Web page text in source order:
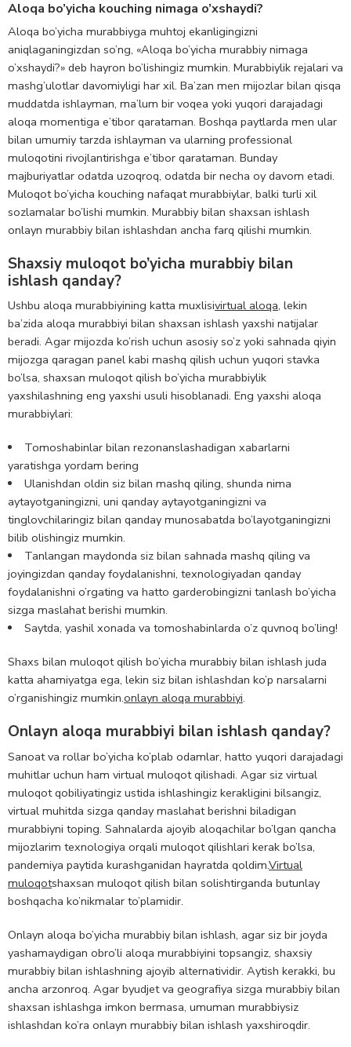
Aloqa bo’yicha kouching nimaga o’xshaydi?
Aloqa bo’yicha murabbiyga muhtoj ekanligingizni
aniqlaganingizdan so’ng, «Aloqa bo’yicha murabbiy nimaga
o’xshaydi?» deb hayron bo’lishingiz mumkin. Murabbiylik rejalari va
mashg’ulotlar davomiyligi har xil. Ba’zan men mijozlar bilan qisqa
muddatda ishlayman, ma’lum bir voqea yoki yuqori darajadagi
aloqa momentiga e’tibor qarataman. Boshqa paytlarda men ular
bilan umumiy tarzda ishlayman va ularning professional
muloqotini rivojlantirishga e’tibor qarataman. Bunday
majburiyatlar odatda uzoqroq, odatda bir necha oy davom etadi.
Muloqot bo’yicha kouching nafaqat murabbiylar, balki turli xil
sozlamalar bo’lishi mumkin. Murabbiy bilan shaxsan ishlash
onlayn murabbiy bilan ishlashdan ancha farq qilishi mumkin.
Shaxsiy muloqot bo’yicha murabbiy bilan
ishlash qanday?
Ushbu aloqa murabbiyining katta muxlisivirtual aloqa, lekin
ba’zida aloqa murabbiyi bilan shaxsan ishlash yaxshi natijalar
beradi. Agar mijozda ko’rish uchun asosiy so’z yoki sahnada qiyin
mijozga qaragan panel kabi mashq qilish uchun yuqori stavka
bo’lsa, shaxsan muloqot qilish bo’yicha murabbiylik
yaxshilashning eng yaxshi usuli hisoblanadi. Eng yaxshi aloqa
murabbiylari:
Tomoshabinlar bilan rezonanslashadigan xabarlarni
yaratishga yordam bering
Ulanishdan oldin siz bilan mashq qiling, shunda nima
aytayotganingizni, uni qanday aytayotganingizni va
tinglovchilaringiz bilan qanday munosabatda bo’layotganingizni
bilib olishingiz mumkin.
Tanlangan maydonda siz bilan sahnada mashq qiling va
joyingizdan qanday foydalanishni, texnologiyadan qanday
foydalanishni o’rgating va hatto garderobingizni tanlash bo’yicha
sizga maslahat berishi mumkin.
Saytda, yashil xonada va tomoshabinlarda o’z quvnoq bo’ling!
Shaxs bilan muloqot qilish bo’yicha murabbiy bilan ishlash juda
katta ahamiyatga ega, lekin siz bilan ishlashdan ko’p narsalarni
o’rganishingiz mumkin.onlayn aloqa murabbiyi.
Onlayn aloqa murabbiyi bilan ishlash qanday?
Sanoat va rollar bo’yicha ko’plab odamlar, hatto yuqori darajadagi
muhitlar uchun ham virtual muloqot qilishadi. Agar siz virtual
muloqot qobiliyatingiz ustida ishlashingiz kerakligini bilsangiz,
virtual muhitda sizga qanday maslahat berishni biladigan
murabbiyni toping. Sahnalarda ajoyib aloqachilar bo’lgan qancha
mijozlarim texnologiya orqali muloqot qilishlari kerak bo’lsa,
pandemiya paytida kurashganidan hayratda qoldim.Virtual
muloqotshaxsan muloqot qilish bilan solishtirganda butunlay
boshqacha ko’nikmalar to’plamidir.
Onlayn aloqa bo’yicha murabbiy bilan ishlash, agar siz bir joyda
yashamaydigan obro’li aloqa murabbiyini topsangiz, shaxsiy
murabbiy bilan ishlashning ajoyib alternatividir. Aytish kerakki, bu
ancha arzonroq. Agar byudjet va geografiya sizga murabbiy bilan
shaxsan ishlashga imkon bermasa, umuman murabbiysiz
ishlashdan ko’ra onlayn murabbiy bilan ishlash yaxshiroqdir.